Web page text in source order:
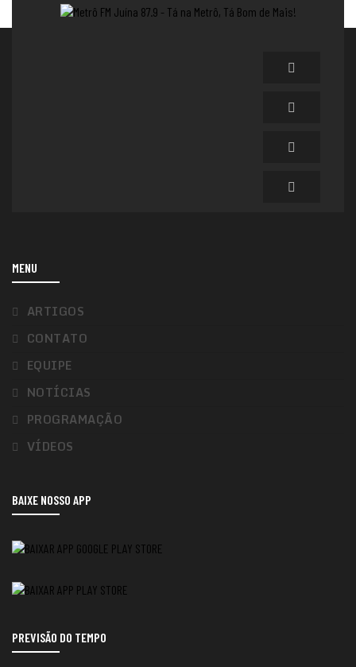
MENU
ARTIGOS
CONTATO
EQUIPE
NOTÍCIAS
PROGRAMAÇÃO
VÍDEOS
BAIXE NOSSO APP
PREVISÃO DO TEMPO